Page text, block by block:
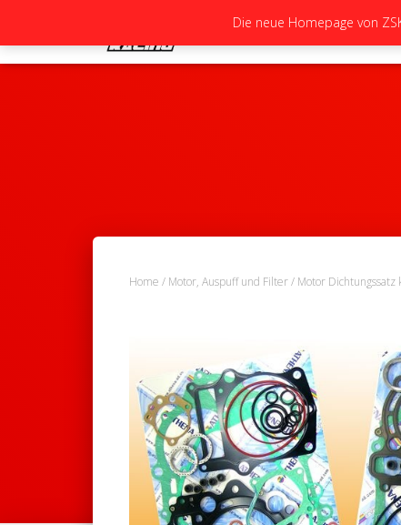
Home / Motor, Auspuff und Filter/ Motor Dichtungssatz
Die neue Homepage von